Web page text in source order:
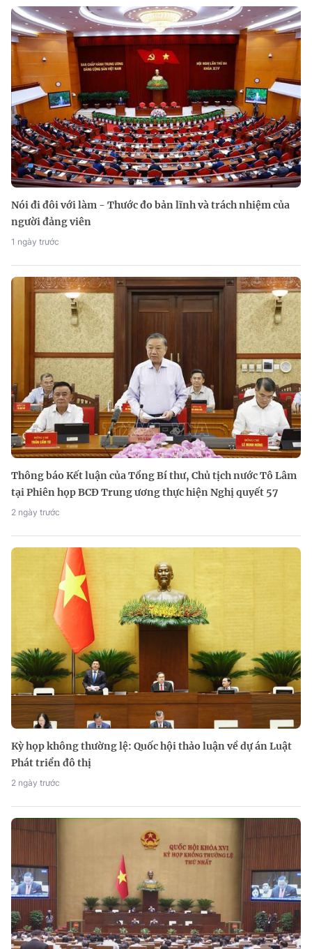
Nói đi đôi với làm - Thước đo bản lĩnh và trách nhiệm của
người đảng viên
1 ngày trước
Thông báo Kết luận của Tổng Bí thư, Chủ tịch nước Tô Lâm
tại Phiên họp BCĐ Trung ương thực hiện Nghị quyết 57
2 ngày trước
Kỳ họp không thường lệ: Quốc hội thảo luận về dự án Luật
Phát triển đô thị
2 ngày trước